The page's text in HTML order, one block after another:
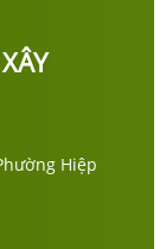
Hiệp